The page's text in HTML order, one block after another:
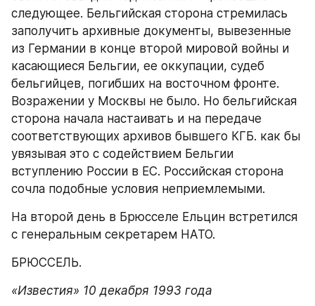
следующее. Бельгийская сторона стремилась
заполучить архивные документы, вывезенные
из Германии в конце второй мировой войны и
касающиеся Бельгии, ее оккупации, судеб
бельгийцев, погибших на восточном фронте.
Возражении у Москвы не было. Но бельгийская
сторона начала настаивать и на передаче
соответствующих архивов бывшего КГБ. как бы
увязывая это с содействием Бельгии
вступлению России в ЕС. Российская сторона
сочла подобные условия неприемлемыми.
На второй день в Брюсселе Ельцин встретился
с генеральным секретарем НАТО.
БРЮССЕЛЬ.
«Известия» 10 декабря 1993 года